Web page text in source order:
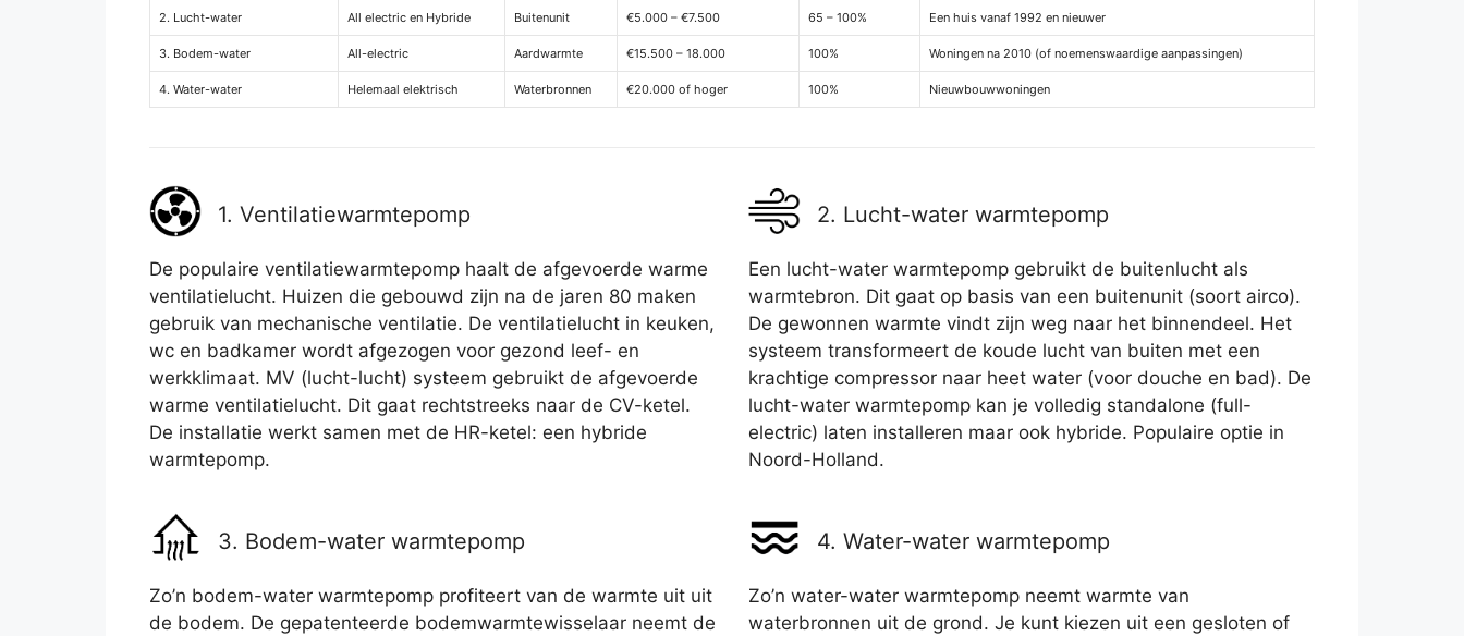
2. Lucht-water All electric en Hybride Buitenunit €5.000 – €7.500 65 – 100% Een huis vanaf 1992 en nieuwer
3. Bodem-water All-electric Aardwarmte €15.500 – 18.000 100% Woningen na 2010 (of noemenswaardige aanpassingen)
4. Water-water Helemaal elektrisch Waterbronnen €20.000 of hoger 100% Nieuwbouwwoningen
1. Ventilatiewarmtepomp
De populaire ventilatiewarmtepomp haalt de afgevoerde warme
ventilatielucht. Huizen die gebouwd zijn na de jaren 80 maken
gebruik van mechanische ventilatie. De ventilatielucht in keuken,
wc en badkamer wordt afgezogen voor gezond leef- en
werkklimaat. MV (lucht-lucht) systeem gebruikt de afgevoerde
warme ventilatielucht. Dit gaat rechtstreeks naar de CV-ketel.
De installatie werkt samen met de HR-ketel: een hybride
warmtepomp.
2. Lucht-water warmtepomp
Een lucht-water warmtepomp gebruikt de buitenlucht als
warmtebron. Dit gaat op basis van een buitenunit (soort airco).
De gewonnen warmte vindt zijn weg naar het binnendeel. Het
systeem transformeert de koude lucht van buiten met een
krachtige compressor naar heet water (voor douche en bad). De
lucht-water warmtepomp kan je volledig standalone (full-
electric) laten installeren maar ook hybride. Populaire optie in
Noord-Holland.
3. Bodem-water warmtepomp
Zo’n bodem-water warmtepomp profiteert van de warmte uit uit
de bodem. De gepatenteerde bodemwarmtewisselaar neemt de
4. Water-water warmtepomp
Zo’n water-water warmtepomp neemt warmte van
waterbronnen uit de grond. Je kunt kiezen uit een gesloten of